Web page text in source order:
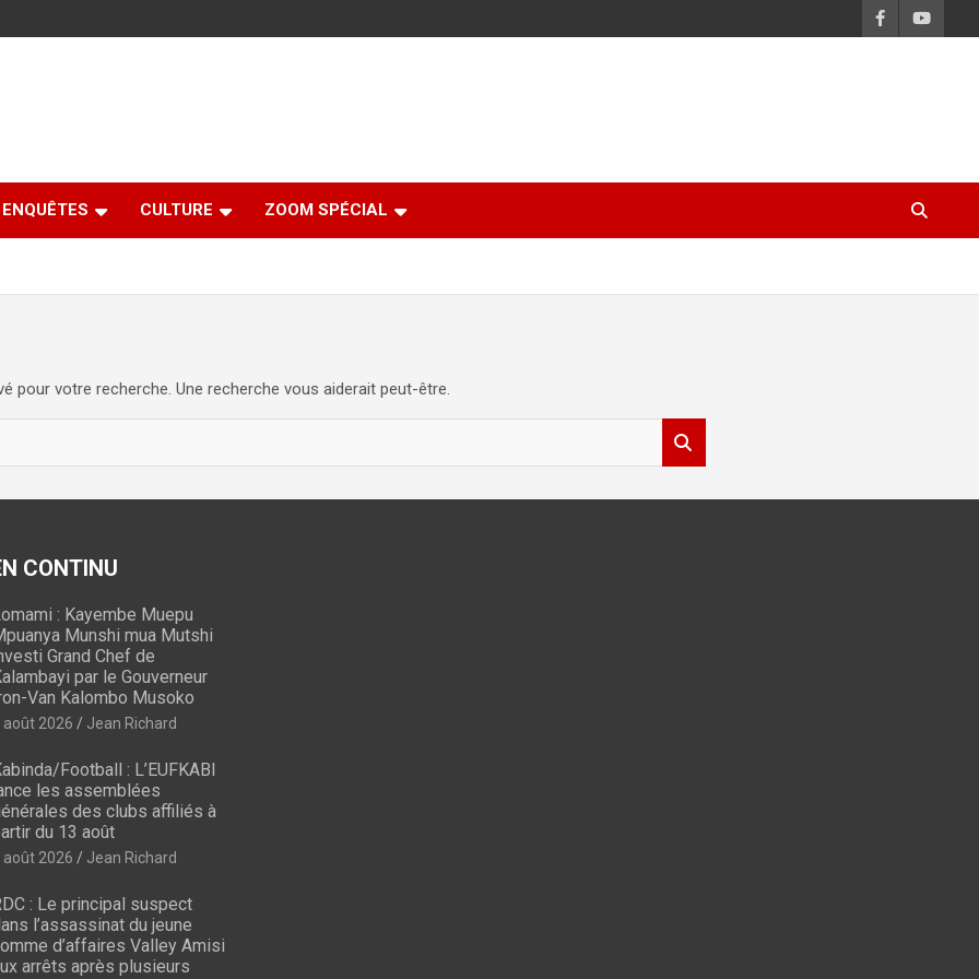
ENQUÊTES CULTURE ZOOM SPÉCIAL
pour votre recherche. Une recherche vous aiderait peut-être.
CONTINU
: Kayembe Muepu
Munshi mua Mutshi
Grand Chef de
par le Gouverneur
Van Kalombo Musoko
août 2026 Jean Richard
Football : L’EUFKABI
les assemblées
des clubs affiliés à
du 13 août
août 2026 Jean Richard
: Le principal suspect
l’assassinat du jeune
d’affaires Valley Amisi
arrêts après plusieurs